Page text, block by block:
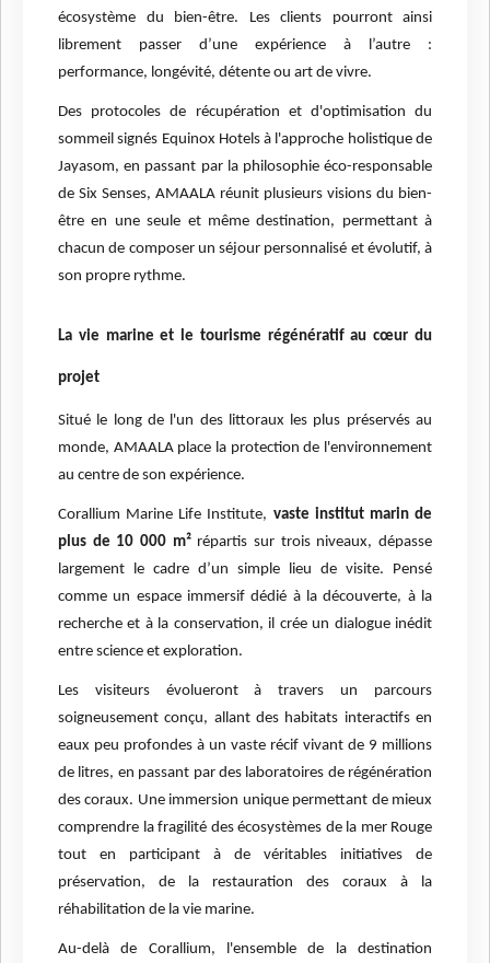
écosystème du bien-être. Les clients pourront ainsi
librement passer d’une expérience à l’autre :
performance, longévité, détente ou art de vivre.
Des protocoles de récupération et d'optimisation du
sommeil signés Equinox Hotels à l'approche holistique de
Jayasom, en passant par la philosophie éco-responsable
de Six Senses, AMAALA réunit plusieurs visions du bien-
être en une seule et même destination, permettant à
chacun de composer un séjour personnalisé et évolutif, à
son propre rythme.
La vie marine et le tourisme régénératif au cœur du
projet
Situé le long de l'un des littoraux les plus préservés au
monde, AMAALA place la protection de l'environnement
au centre de son expérience.
Corallium Marine Life Institute, vaste institut marin de
plus de 10 000 m²répartis sur trois niveaux, dépasse
largement le cadre d’un simple lieu de visite. Pensé
comme un espace immersif dédié à la découverte, à la
recherche et à la conservation, il crée un dialogue inédit
entre science et exploration.
Les visiteurs évolueront à travers un parcours
soigneusement conçu, allant des habitats interactifs en
eaux peu profondes à un vaste récif vivant de 9 millions
de litres, en passant par des laboratoires de régénération
des coraux. Une immersion unique permettant de mieux
comprendre la fragilité des écosystèmes de la mer Rouge
tout en participant à de véritables initiatives de
préservation, de la restauration des coraux à la
réhabilitation de la vie marine.
Au-delà de Corallium, l'ensemble de la destination